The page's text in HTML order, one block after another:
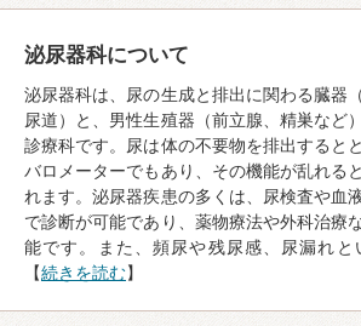
泌尿器科について
泌尿器科は、尿の生成と排出に関わる臓器
尿道）と、男性生殖器（前立腺、精巣など
診療科です。尿は体の不要物を排出すると
バロメーターでもあり、その機能が乱れる
れます。泌尿器疾患の多くは、尿検査や血
で診断が可能であり、薬物療法や外科治療
能です。また、頻尿や残尿感、尿漏れと
【続きを読む】